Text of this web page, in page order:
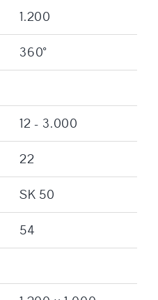
1.200
360°
12 - 3.000
22
SK 50
54